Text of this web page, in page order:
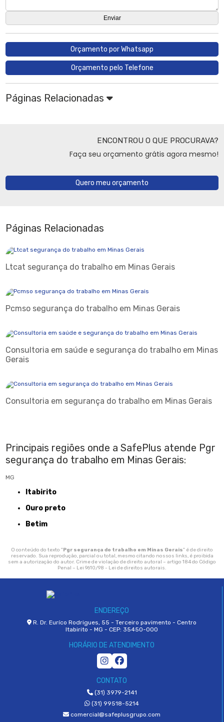
Orçamento por Whatsapp
Orçamento pelo Telefone
Páginas Relacionadas
ENCONTROU O QUE PROCURAVA?
Faça seu orçamento grátis agora mesmo!
Quero meu orçamento
Páginas Relacionadas
Ltcat segurança do trabalho em Minas Gerais
Pcmso segurança do trabalho em Minas Gerais
Consultoria em saúde e segurança do trabalho em Minas
Gerais
Consultoria em segurança do trabalho em Minas Gerais
Principais regiões onde a SafePlus atende Pgr
segurança do trabalho em Minas Gerais:
MG
Itabirito
Ouro preto
Betim
O conteúdo do texto "Pgr segurança do trabalho em Minas Gerais" é de direito
reservado. Sua reprodução, parcial ou total, mesmo citando nossos links, é proibida
sem a autorização do autor. Crime de violação de direito autoral – artigo 184 do Código
Penal – Lei 9610/98 - Lei de direitos autorais.
ENDEREÇO
R. Dr. Euríco Rodrigues, 55 - Terceiro pavimento - Centro
Itabirito - MG - CEP: 35450-000
HORÁRIO DE ATENDIMENTO
CONTATO
(31) 3979-2141
(31) 99518-5214
comercial@safeplusgrupo.com